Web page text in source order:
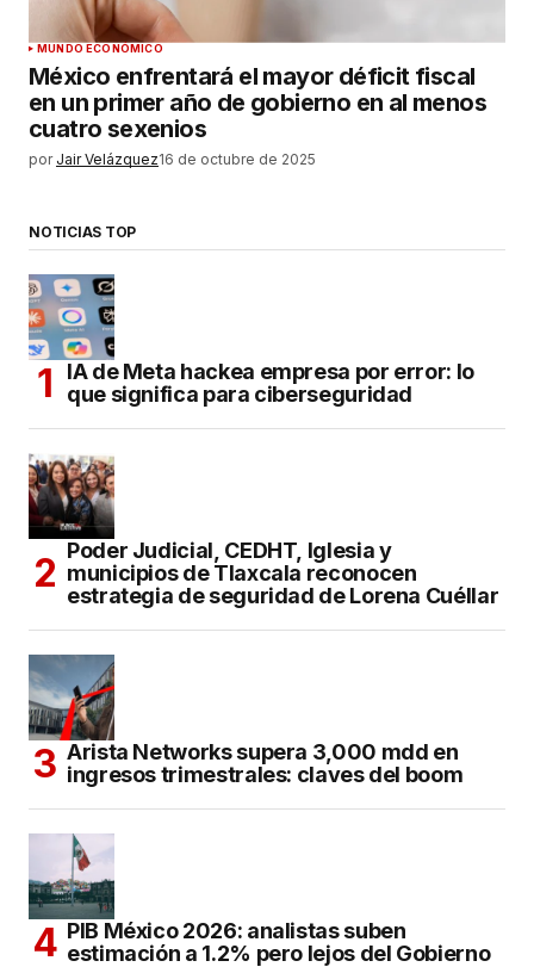
MUNDO ECONÓMICO
México enfrentará el mayor déficit fiscal
en un primer año de gobierno en al menos
cuatro sexenios
por Jair Velázquez16 de octubre de 2025
NOTICIAS TOP
IA de Meta hackea empresa por error: lo
que significa para ciberseguridad
Poder Judicial, CEDHT, Iglesia y
municipios de Tlaxcala reconocen
estrategia de seguridad de Lorena Cuéllar
Arista Networks supera 3,000 mdd en
ingresos trimestrales: claves del boom
PIB México 2026: analistas suben
estimación a 1.2% pero lejos del Gobierno